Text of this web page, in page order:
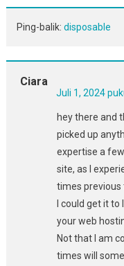
Ping-balik: disposable
Ciara
Juli 1, 2024
hey there and
picked up
expertise a
site, as I
times previous
I could get it
your web
Not that I am
times will